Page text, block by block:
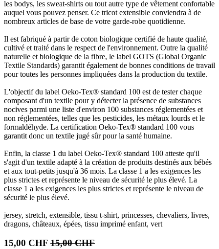
les bodys, les sweat-shirts ou tout autre type de vêtement confortable
auquel vous pouvez penser. Ce tricot extensible conviendra à de
nombreux articles de base de votre garde-robe quotidienne.​
Il est fabriqué à partir de coton biologique certifié de haute qualité,
cultivé et traité dans le respect de l'environnement. Outre la qualité
naturelle et biologique de la fibre, le label GOTS (Global Organic
Textile Standards) garantit également de bonnes conditions de travail
pour toutes les personnes impliquées dans la production du textile.
L'objectif du label Oeko-Tex® standard 100 est de tester chaque
composant d'un textile pour y détecter la présence de substances
nocives parmi une liste d'environ 100 substances réglementées et
non réglementées, telles que les pesticides, les métaux lourds et le
formaldéhyde. La certification Oeko-Tex® standard 100 vous
garantit donc un textile jugé sûr pour la santé humaine.
Enfin, la classe 1 du label Oeko-Tex® standard 100 atteste qu'il
s'agit d'un textile adapté à la création de produits destinés aux bébés
et aux tout-petits jusqu'à 36 mois. La classe 1 a les exigences les
plus strictes et représente le niveau de sécurité le plus élevé. La
classe 1 a les exigences les plus strictes et représente le niveau de
sécurité le plus élevé.
jersey, stretch, extensible, tissu t-shirt, princesses, chevaliers, livres,
dragons, châteaux, épées, tissu imprimé enfant, vert
15,00 CHF 15,00CHF